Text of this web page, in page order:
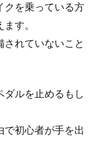
クを乗っている方
す。
れていないこと
ダルを止めるもし
で初心者が手を出